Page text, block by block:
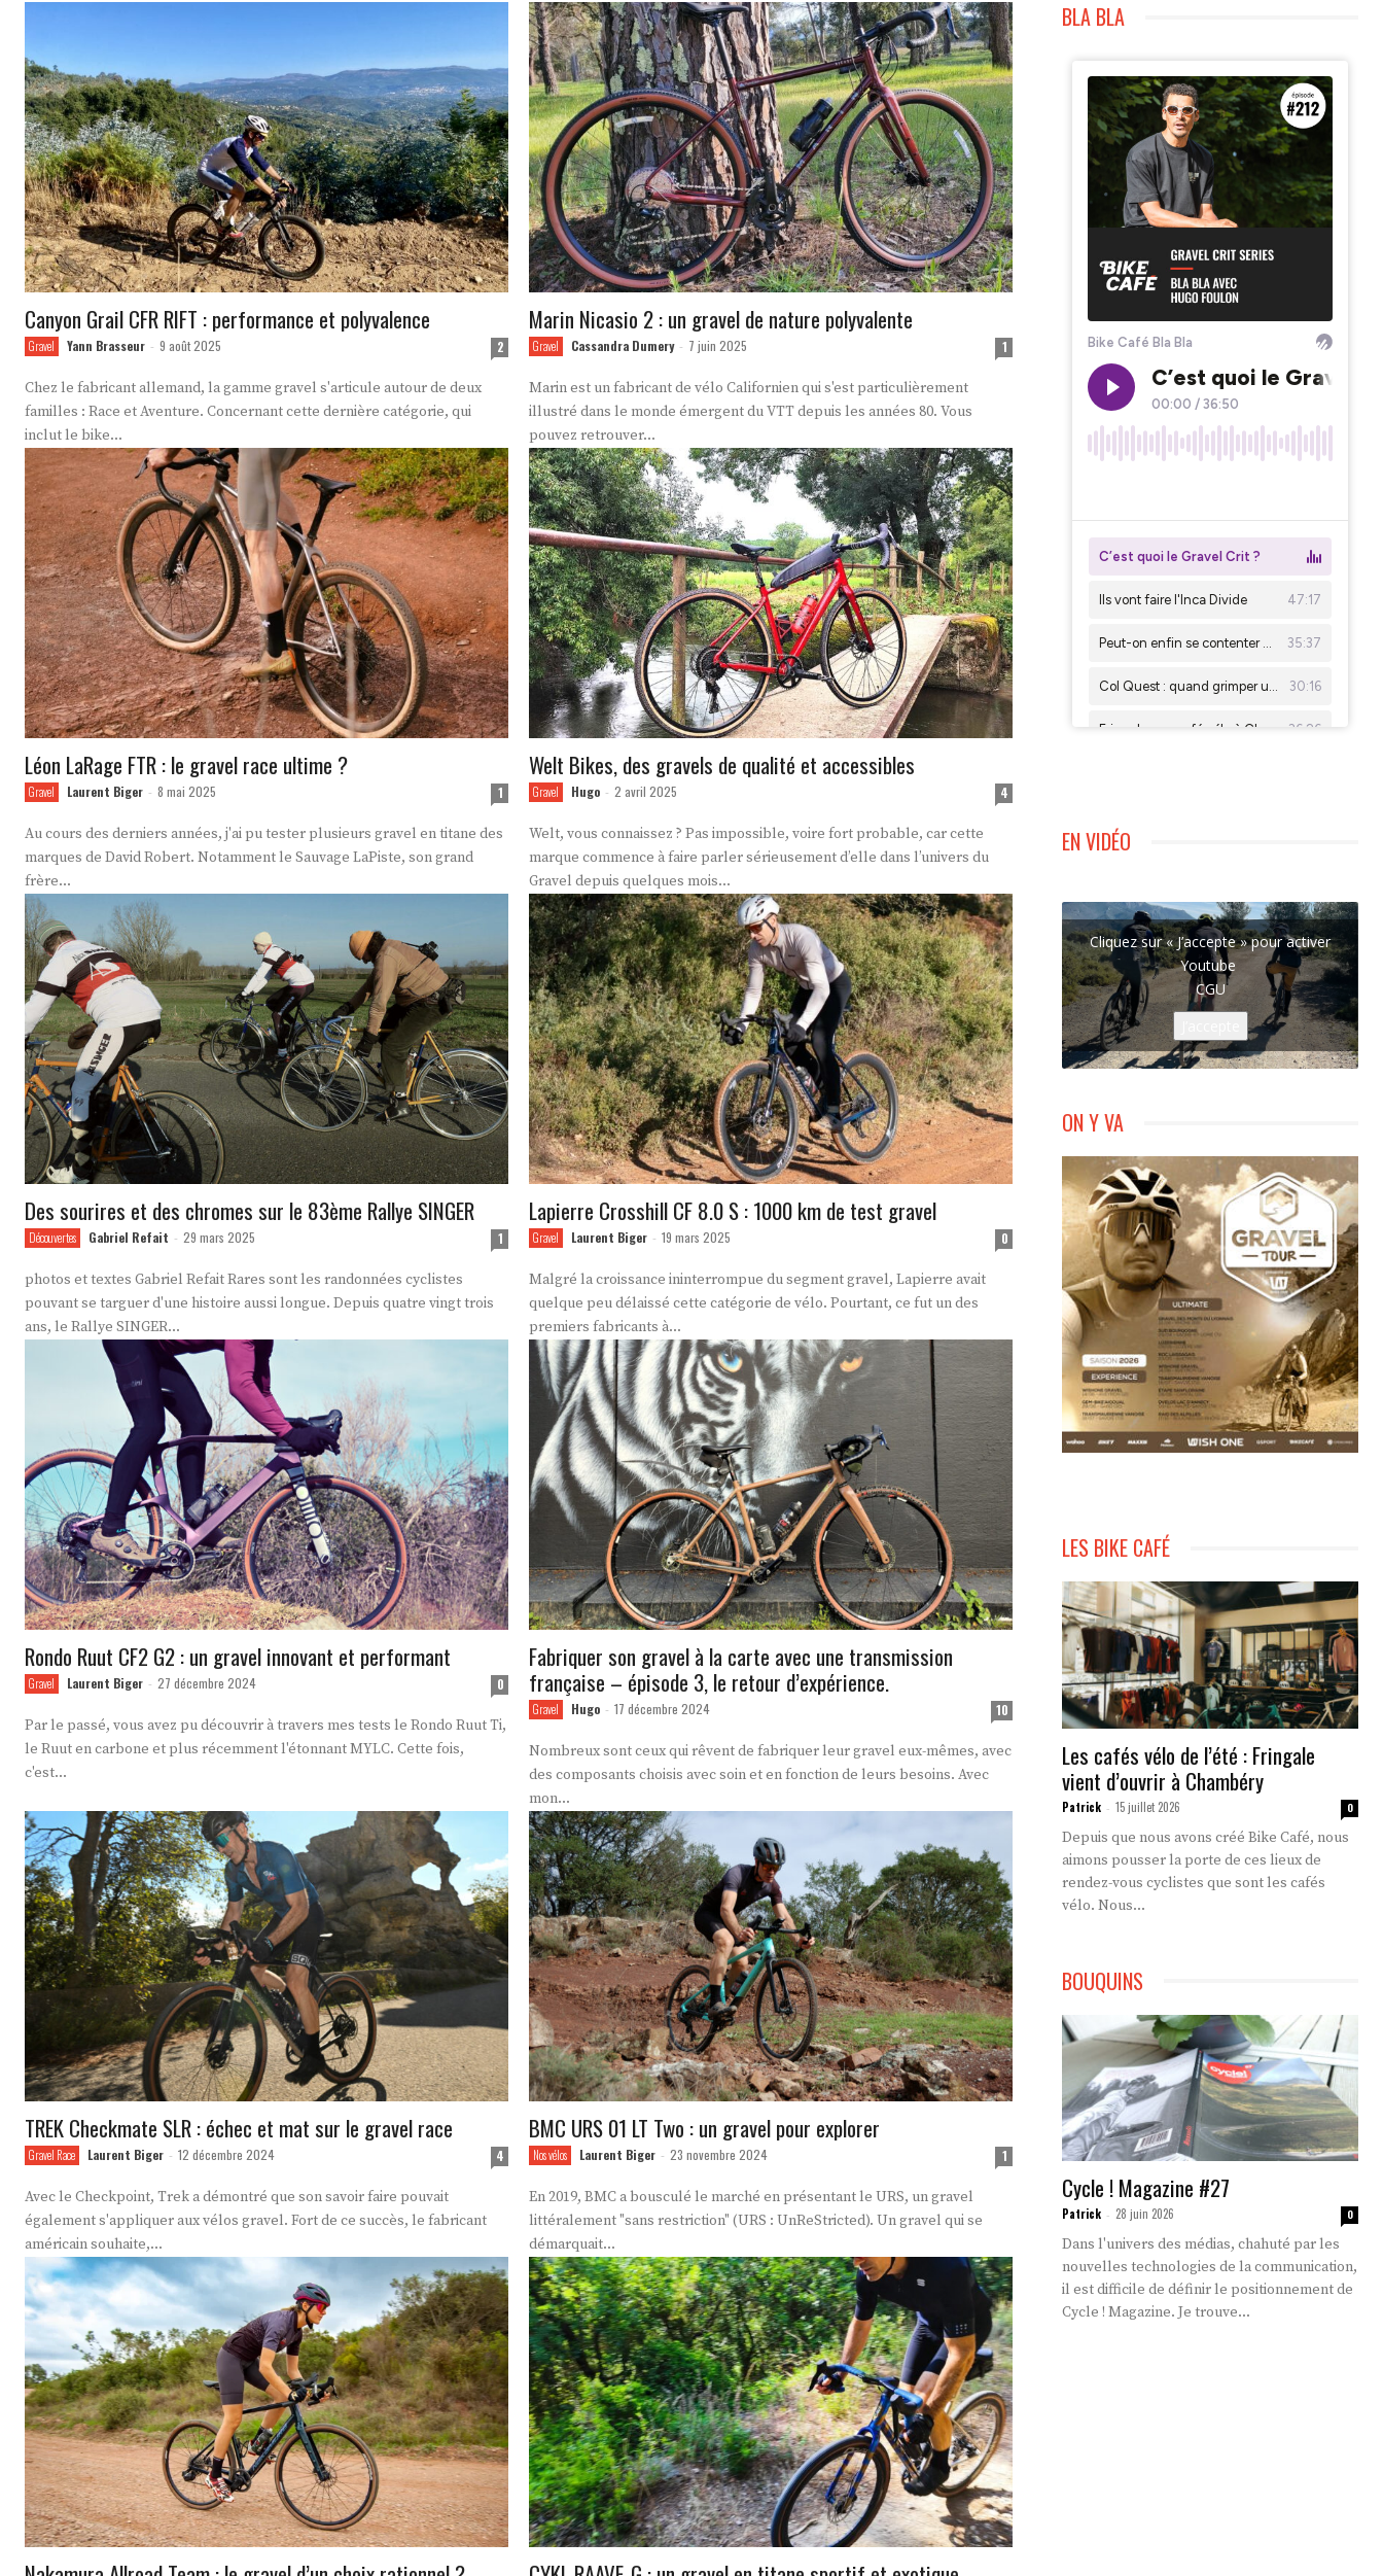
Canyon Grail CFR RIFT : performance et polyvalence
Gravel Yann Brasseur - 9 août 2025 2
Chez le fabricant allemand, la gamme gravel s'articule autour de deux
familles : Race et Aventure. Concernant cette dernière catégorie, qui
inclut le bike...
Marin Nicasio 2 : un gravel de nature polyvalente
Gravel Cassandra Dumery - 7 juin 2025 1
Marin est un fabricant de vélo Californien qui s'est particulièrement
illustré dans le monde émergent du VTT depuis les années 80. Vous
pouvez retrouver...
Léon LaRage FTR : le gravel race ultime ?
Gravel Laurent Biger - 8 mai 2025 1
Au cours des derniers années, j'ai pu tester plusieurs gravel en titane des
marques de David Robert. Notamment le Sauvage LaPiste, son grand
frère...
Welt Bikes, des gravels de qualité et accessibles
Gravel Hugo - 2 avril 2025 4
Welt, vous connaissez ? Pas impossible, voire fort probable, car cette
marque commence à faire parler sérieusement d’elle dans l’univers du
Gravel depuis quelques mois...
Des sourires et des chromes sur le 83ème Rallye SINGER
Découvertes Gabriel Refait - 29 mars 2025 1
photos et textes Gabriel Refait Rares sont les randonnées cyclistes
pouvant se targuer d'une histoire aussi longue. Depuis quatre vingt trois
ans, le Rallye SINGER...
Lapierre Crosshill CF 8.0 S : 1000 km de test gravel
Gravel Laurent Biger - 19 mars 2025 0
Malgré la croissance ininterrompue du segment gravel, Lapierre avait
quelque peu délaissé cette catégorie de vélo. Pourtant, ce fut un des
premiers fabricants à...
Rondo Ruut CF2 G2 : un gravel innovant et performant
Gravel Laurent Biger - 27 décembre 2024 0
Par le passé, vous avez pu découvrir à travers mes tests le Rondo Ruut Ti,
le Ruut en carbone et plus récemment l'étonnant MYLC. Cette fois,
c'est...
Fabriquer son gravel à la carte avec une transmission
française – épisode 3, le retour d’expérience.
Gravel Hugo - 17 décembre 2024 10
Nombreux sont ceux qui rêvent de fabriquer leur gravel eux-mêmes, avec
des composants choisis avec soin et en fonction de leurs besoins. Avec
mon...
TREK Checkmate SLR : échec et mat sur le gravel race
Gravel Race Laurent Biger - 12 décembre 2024 4
Avec le Checkpoint, Trek a démontré que son savoir faire pouvait
également s'appliquer aux vélos gravel. Fort de ce succès, le fabricant
américain souhaite,...
BMC URS 01 LT Two : un gravel pour explorer
Nos vélos Laurent Biger - 23 novembre 2024 1
En 2019, BMC a bousculé le marché en présentant le URS, un gravel
littéralement "sans restriction" (URS : UnReStricted). Un gravel qui se
démarquait...
BLA BLA
EN VIDÉO
Cliquez sur « J’accepte » pour activer
Youtube
CGU
ON Y VA
LES BIKE CAFÉ
Les cafés vélo de l’été : Fringale
vient d’ouvrir à Chambéry
Patrick - 15 juillet 2026 0
Depuis que nous avons créé Bike Café, nous
aimons pousser la porte de ces lieux de
rendez-vous cyclistes que sont les cafés
vélo. Nous...
BOUQUINS
Cycle ! Magazine #27
Patrick - 28 juin 2026 0
Dans l'univers des médias, chahuté par les
nouvelles technologies de la communication,
il est difficile de définir le positionnement de
Cycle ! Magazine. Je trouve...